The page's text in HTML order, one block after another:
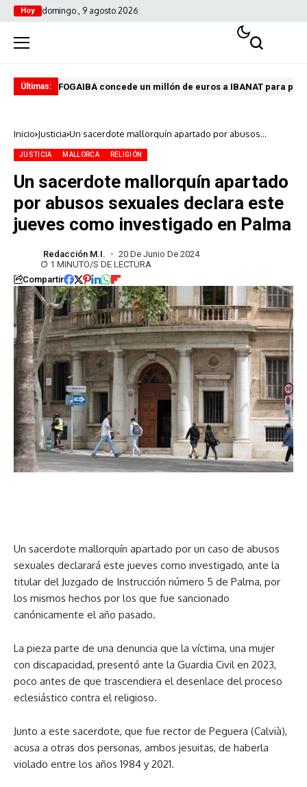
Hoy domingo , 9 agosto 2026
Últimas: FOGAIBA concede un millón de euros a IBANAT para
Inicio Justicia Un sacerdote mallorquín apartado por abusos
Palma
JUSTICIA MALLORCA RELIGIÓN
Un sacerdote mallorquín apartado
por abusos sexuales declara este
jueves como investigado en Palma
Redacción M.I.
20 De Junio De 2024
1 MINUTO/S DE LECTURA
Compartir
Un sacerdote mallorquín apartado por un caso de abusos
sexuales declarará este jueves como investigado, ante la
titular del Juzgado de Instrucción número 5 de Palma, por
los mismos hechos por los que fue sancionado
canónicamente el año pasado.
La pieza parte de una denuncia que la víctima, una mujer
con discapacidad, presentó ante la Guardia Civil en 2023,
poco antes de que trascendiera el desenlace del proceso
eclesiástico contra el religioso.
Junto a este sacerdote, que fue rector de Peguera (Calvià),
acusa a otras dos personas, ambos jesuitas, de haberla
violado entre los años 1984 y 2021.